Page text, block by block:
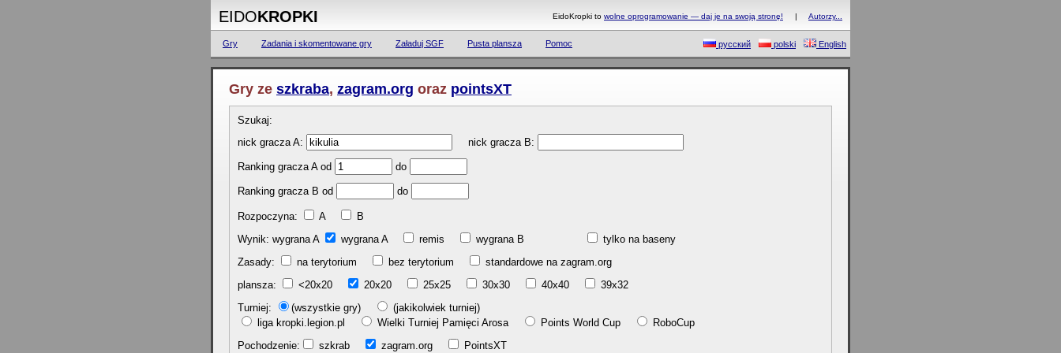
EIDOKROPKI EidoKropki to wolne oprogramowanie — daj je na swoją stronę! | Autorzy...
Gry Zadania i skomentowane gry Załaduj SGF Pusta plansza Pomoc English
polski
русский
Gry ze szkraba, zagram.org oraz pointsXT
Szukaj:
nick gracza A:
nick gracza B:
Ranking gracza A od do
Ranking gracza B od do
Rozpoczyna: A
B
Wynik: wygrana A
wygrana A remis wygrana B
tylko na baseny
Zasady:
na terytorium bez terytorium
standardowe na zagram.org
plansza:
<20x20 20x20 25x25 30x30 40x40
39x32
Turniej:
(wszystkie gry)
(jakikolwiek turniej)
liga kropki.legion.pl
Wielki Turniej Pamięci Arosa Points World Cup
RoboCup
Pochodzenie:
szkrab zagram.org PointsXT